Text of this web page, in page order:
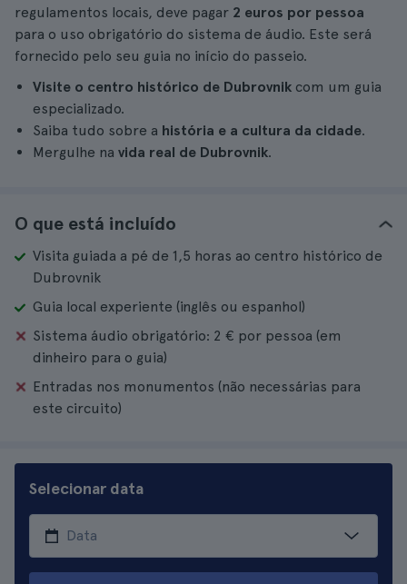
regulamentos locais, deve pagar 2 euros por pessoa
para o uso obrigatório do sistema de áudio. Este será
fornecido pelo seu guia no início do passeio.
Visite o centro histórico de Dubrovnik com um guia
especializado.
Saiba tudo sobre a história e a cultura da cidade.
Mergulhe na vida real de Dubrovnik.
O que está incluído
Visita guiada a pé de 1,5 horas ao centro histórico de
Dubrovnik
Guia local experiente (inglês ou espanhol)
Sistema áudio obrigatório: 2 € por pessoa (em
dinheiro para o guia)
Entradas nos monumentos (não necessárias para
este circuito)
Selecionar data